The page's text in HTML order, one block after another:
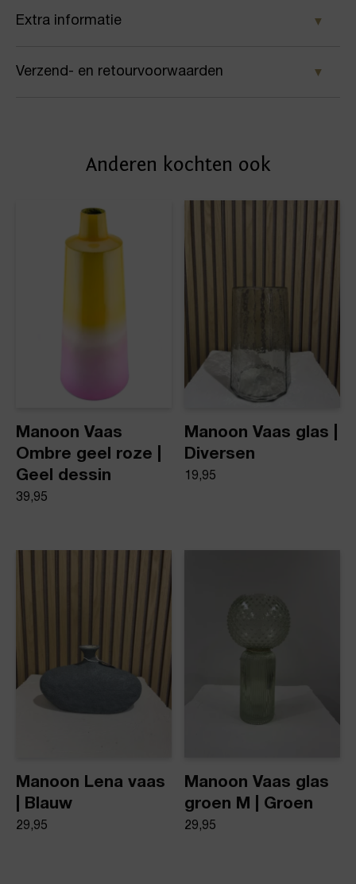
Extra informatie
Kleur
Aardewerk vaas juice can
Product stijl
Verzend- en retourvoorwaarden
afleveradres. Voor geplaatste bestellingen geldt bij
dezelfde dag nog verstuurd.
Anderen kochten ook
Manoon Vaas
Ombre geel roze |
Geel dessin
39,95
Manoon Vaas glas |
Diversen
19,95
Manoon Lena vaas
| Blauw
29,95
Manoon Vaas glas
groen M | Groen
29,95